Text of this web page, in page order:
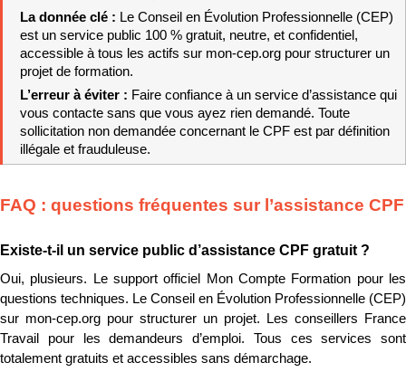
La donnée clé : Le Conseil en Évolution Professionnelle (CEP)
est un service public 100 % gratuit, neutre, et confidentiel,
accessible à tous les actifs sur mon-cep.org pour structurer un
projet de formation.
L’erreur à éviter : Faire confiance à un service d’assistance qui
vous contacte sans que vous ayez rien demandé. Toute
sollicitation non demandée concernant le CPF est par définition
illégale et frauduleuse.
FAQ : questions fréquentes sur l’assistance CPF
Existe-t-il un service public d’assistance CPF gratuit ?
Oui, plusieurs. Le support officiel Mon Compte Formation pour les
questions techniques. Le Conseil en Évolution Professionnelle (CEP)
sur mon-cep.org pour structurer un projet. Les conseillers France
Travail pour les demandeurs d’emploi. Tous ces services sont
totalement gratuits et accessibles sans démarchage.